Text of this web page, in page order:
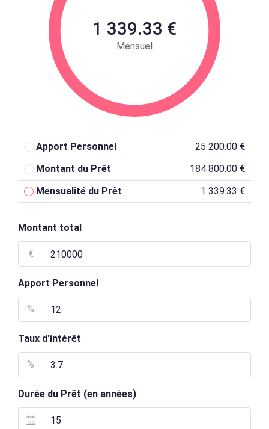
1 339.33 €
Mensuel
Apport Personnel
25 200.00 €
Montant du Prêt
184 800.00 €
Mensualité du Prêt
1 339.33 €
Montant total
€
Apport Personnel
%
Taux d'intérêt
%
Durée du Prêt (en années)